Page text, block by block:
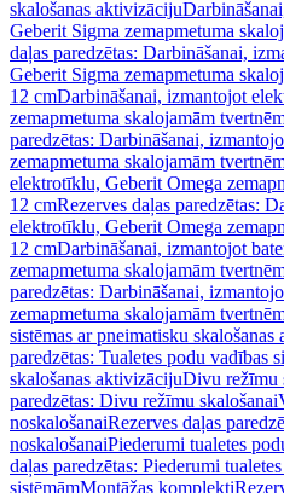
skalošanas aktivizāciju
Geberit Sigma zemapmetuma
daļas paredzētas: Darbināšanai,
Geberit Sigma zemapmetuma
12 cmDarbināšanai, izmantojot
zemapmetuma skalojamām
paredzētas: Darbināšanai,
zemapmetuma skalojamām
elektrotīklu, Geberit Omega
12 cmRezerves daļas paredzētas:
elektrotīklu, Geberit Omega
12 cmDarbināšanai, izmantojot
zemapmetuma skalojamām
paredzētas: Darbināšanai,
zemapmetuma skalojamām
sistēmas ar pneimatisku
paredzētas: Tualetes podu vadības
skalošanas aktivizācijuDivu režīmu
paredzētas: Divu režīmu skalošanai
noskalošanaiRezerves daļas
noskalošanaiPiederumi tualetes
daļas paredzētas: Piederumi
sistēmāmMontāžas komplekti